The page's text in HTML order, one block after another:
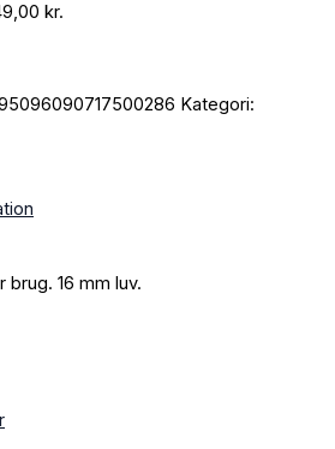
kr.
Kategori:
brug. 16 mm luv.